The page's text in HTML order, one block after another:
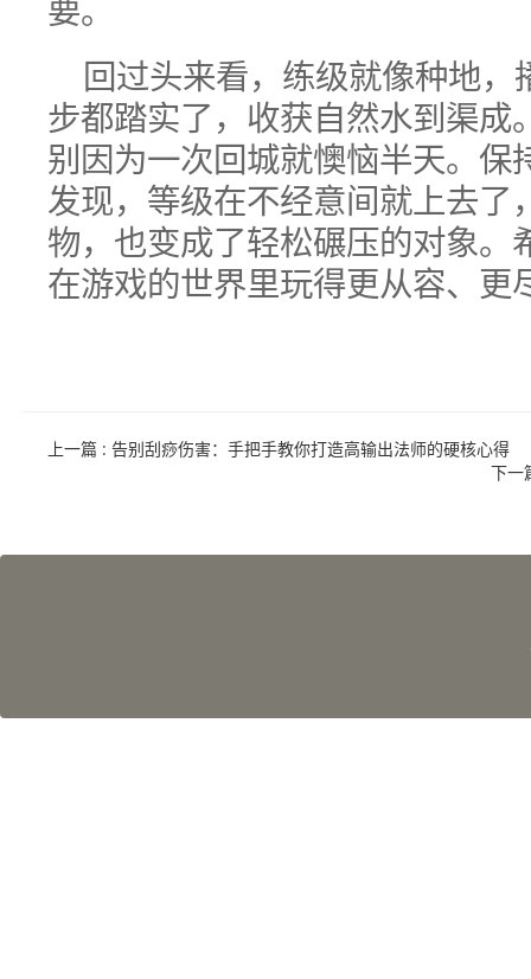
要。
回过头来看，练级就像种地
步都踏实了，收获自然水到渠成
别因为一次回城就懊恼半天。保
发现，等级在不经意间就上去了
物，也变成了轻松碾压的对象。
在游戏的世界里玩得更从容、更
上一篇 : 告别刮痧伤害：手把手教你打造高输出法师的硬核心得
下一